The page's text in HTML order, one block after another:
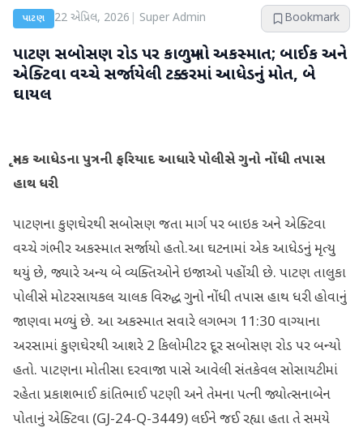
પાટણ 22 એપ્રિલ, 2026 Super Admin Bookmark
પાટણ સબોસણ રોડ પર કાળમુખો અકસ્માત; બાઈક અને
એક્ટિવા વચ્ચે સર્જાયેલી ટક્કરમાં આધેડનું મોત, બે
ઘાયલ
મૃતક આધેડના પુત્રની ફરિયાદ આધારે પોલીસે ગુનો નોંધી તપાસ
હાથ ધરી
પાટણના કુણઘેરથી સબોસણ જતા માર્ગ પર બાઇક અને એક્ટિવા
વચ્ચે ગંભીર અકસ્માત સર્જાયો હતો.આ ઘટનામાં એક આધેડનું મૃત્યુ
થયું છે, જ્યારે અન્ય બે વ્યક્તિઓને ઇજાઓ પહોંચી છે. પાટણ તાલુકા
પોલીસે મોટરસાયકલ ચાલક વિરુદ્ધ ગુનો નોંધી તપાસ હાથ ધરી હોવાનું
જાણવા મળ્યું છે. આ અકસ્માત સવારે લગભગ 11:30 વાગ્યાના
અરસામાં કુણઘેરથી આશરે 2 કિલોમીટર દૂર સબોસણ રોડ પર બન્યો
હતો. પાટણના મોતીસા દરવાજા પાસે આવેલી સંતકેવલ સોસાયટીમાં
રહેતા પ્રકાશભાઈ કાંતિભાઈ પટણી અને તેમના પત્ની જ્યોત્સનાબેન
પોતાનું એક્ટિવા (GJ-24-Q-3449) લઈને જઈ રહ્યા હતા તે સમયે